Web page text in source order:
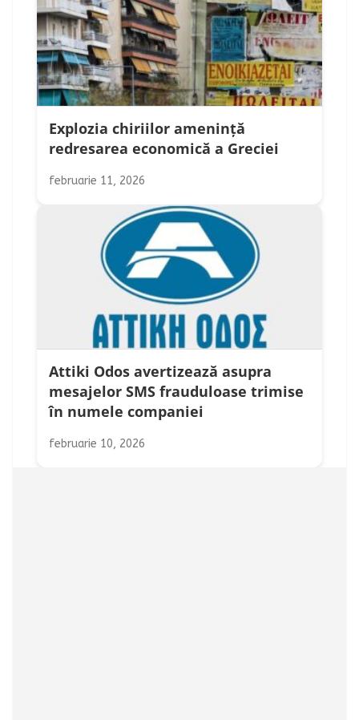
Explozia chiriilor amenință
redresarea economică a Greciei
februarie 11, 2026
Attiki Odos avertizează asupra
mesajelor SMS frauduloase trimise
în numele companiei
februarie 10, 2026